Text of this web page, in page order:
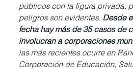
públicos con la figura privada,
peligros son evidentes. Desde
fecha hay más de 35 casos de
involucran a corporaciones
las más recientes ocurre en
Corporación de Educación,